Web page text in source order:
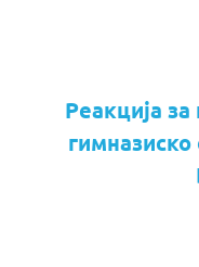
Реакција за